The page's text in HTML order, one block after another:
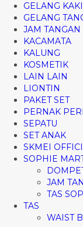
GELANG KAKI
GELANG
JAM TANGAN
KACAMATA
KALUNG
KOSMETIK
LAIN LAIN
LIONTIN
PAKET SET
PERNAK
SEPATU
SET ANAK
SKMEI
SOPHIE
JAM
TAS
TAS
WAIST